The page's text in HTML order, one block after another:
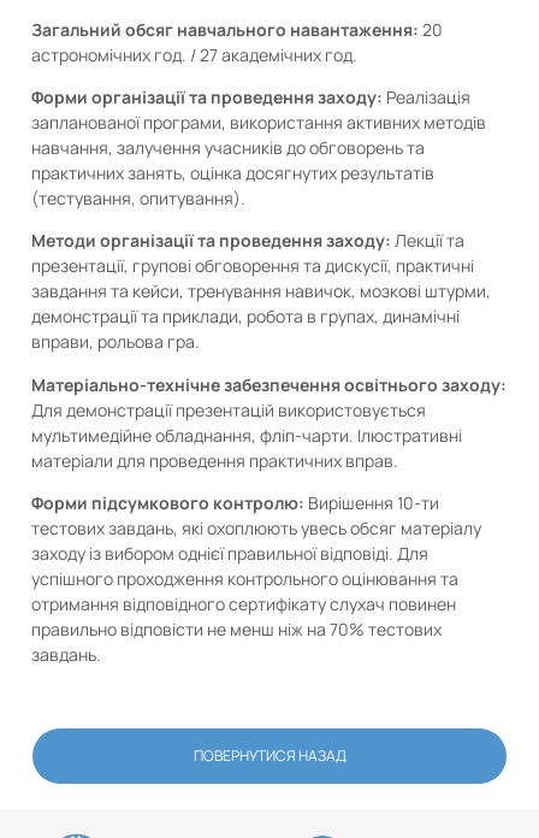
Загальний обсяг навчального навантаження: 20
астрономічних год. / 27 академічних год.
Форми організації та проведення заходу: Реалізація
запланованої програми, використання активних методів
навчання, залучення учасників до обговорень та
практичних занять, оцінка досягнутих результатів
(тестування, опитування).
Методи організації та проведення заходу: Лекції та
презентації, групові обговорення та дискусії, практичні
завдання та кейси, тренування навичок, мозкові штурми,
демонстрації та приклади, робота в групах, динамічні
вправи, рольова гра.
Матеріально-технічне забезпечення освітнього заходу:
Для демонстрації презентацій використовується
мультимедійне обладнання, фліп-чарти. Ілюстративні
матеріали для проведення практичних вправ.
Форми підсумкового контролю: Вирішення 10-ти
тестових завдань, які охоплюють увесь обсяг матеріалу
заходу із вибором однієї правильної відповіді. Для
успішного проходження контрольного оцінювання та
отримання відповідного сертифікату слухач повинен
правильно відповісти не менш ніж на 70% тестових
завдань.
ПОВЕРНУТИСЯ НАЗАД